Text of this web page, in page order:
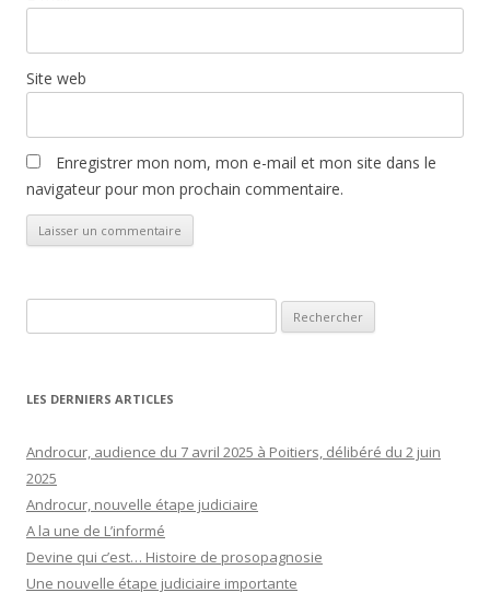
Site web
Enregistrer mon nom, mon e-mail et mon site dans le
navigateur pour mon prochain commentaire.
LES DERNIERS ARTICLES
Androcur, audience du 7 avril 2025 à Poitiers, délibéré du 2 juin
2025
Androcur, nouvelle étape judiciaire
A la une de L’informé
Devine qui c’est… Histoire de prosopagnosie
Une nouvelle étape judiciaire importante